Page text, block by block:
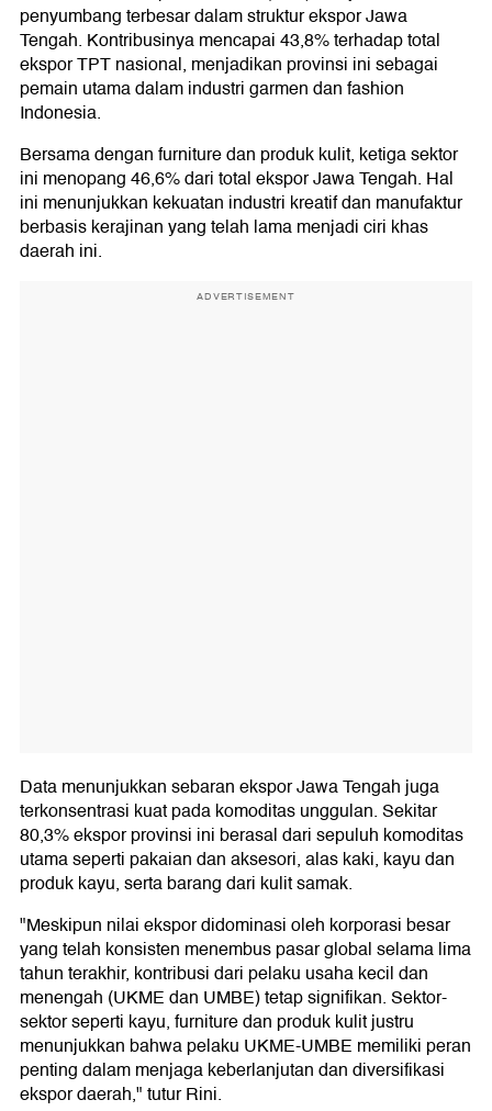
penyumbang terbesar dalam struktur ekspor Jawa
Tengah. Kontribusinya mencapai 43,8% terhadap total
ekspor TPT nasional, menjadikan provinsi ini sebagai
pemain utama dalam industri garmen dan fashion
Indonesia.
Bersama dengan furniture dan produk kulit, ketiga sektor
ini menopang 46,6% dari total ekspor Jawa Tengah. Hal
ini menunjukkan kekuatan industri kreatif dan manufaktur
berbasis kerajinan yang telah lama menjadi ciri khas
daerah ini.
ADVERTISEMENT
Data menunjukkan sebaran ekspor Jawa Tengah juga
terkonsentrasi kuat pada komoditas unggulan. Sekitar
80,3% ekspor provinsi ini berasal dari sepuluh komoditas
utama seperti pakaian dan aksesori, alas kaki, kayu dan
produk kayu, serta barang dari kulit samak.
"Meskipun nilai ekspor didominasi oleh korporasi besar
yang telah konsisten menembus pasar global selama lima
tahun terakhir, kontribusi dari pelaku usaha kecil dan
menengah (UKME dan UMBE) tetap signifikan. Sektor-
sektor seperti kayu, furniture dan produk kulit justru
menunjukkan bahwa pelaku UKME-UMBE memiliki peran
penting dalam menjaga keberlanjutan dan diversifikasi
ekspor daerah," tutur Rini.